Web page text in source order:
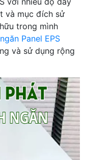
và mục đích sử
trong mình
Panel EPS
và sử dụng rộng